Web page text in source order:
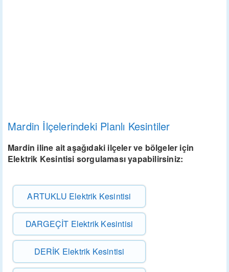
Mardin İlçelerindeki Planlı Kesintiler
Mardin iline ait aşağıdaki ilçeler ve bölgeler için
Elektrik Kesintisi sorgulaması yapabilirsiniz:
ARTUKLU Elektrik Kesintisi
DARGEÇİT Elektrik Kesintisi
DERİK Elektrik Kesintisi